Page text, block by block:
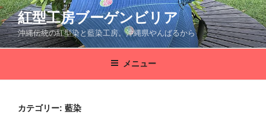
コ
ン
テ
ン
へ
紅型工房ブーゲンビリア
沖縄伝統の紅型染と藍染工房。沖縄県やんばるから
メニュー
カテゴリー: 藍染